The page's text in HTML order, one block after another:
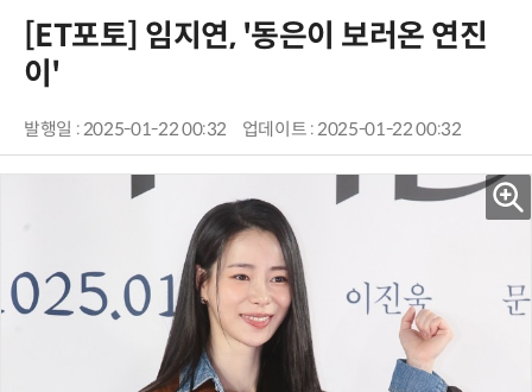
[ET포토] 임지연, '동은이 보러온 연진
이'
발행일 : 2025-01-22 00:32 업데이트 : 2025-01-22 00:32